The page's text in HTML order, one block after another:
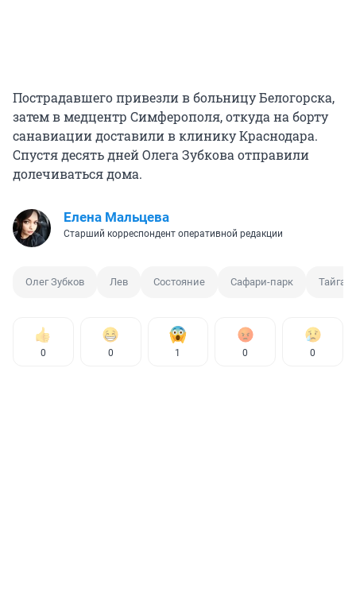
Пострадавшего привезли в больницу Белогорска,
затем в медцентр Симферополя, откуда на борту
санавиации доставили в клинику Краснодара.
Спустя десять дней Олега Зубкова отправили
долечиваться дома.
Елена Мальцева
Старший корреспондент оперативной редакции
Олег Зубков Лев Состояние Сафари-парк Тайган
0 0 1 0 0